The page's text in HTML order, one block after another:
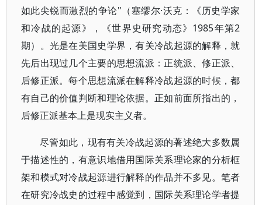
如此尖锐而激烈的争论"（塞缪尔·沃克：《历史学家
和冷战的起源》，《世界史研究动态》1985年第2
期）。光是在美国史学界，有关冷战起源的解释，就
先后出现过几个主要的思想流派：正统派、修正派、
后修正派。每个思想流派在解释冷战起源的时候，都
有自己的价值判断和理论依据。正如前面所指出的，
后修正派基本上是现实主义者。
尽管如此，现有有关冷战起源的著述绝大多数属
于描述性的，有意识地借用国际关系理论家的分析框
架和模式对冷战起源进行解释的作品并不多见。笔者
在研究冷战史的过程中感觉到，国际关系理论学者提